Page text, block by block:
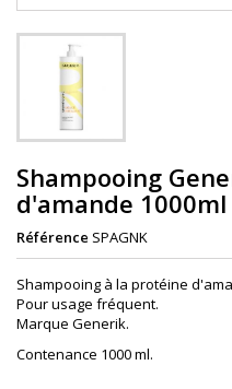
Shampooing
d'amande 1000ml
Référence SPAGNK
Shampooing à la protéine
Pour usage fréquent.
Marque Generik.
Contenance 1000 ml.